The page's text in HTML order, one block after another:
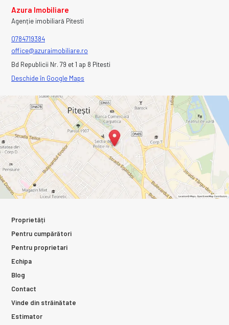
Azura Imobiliare
Agenție imobiliară Pitesti
0784719384
office@azuraimobiliare.ro
Bd Republicii Nr. 79 et 1 ap 8 Pitesti
Deschide în Google Maps
Proprietăți
Pentru cumpărători
Pentru proprietari
Echipa
Blog
Contact
Vinde din străinătate
Estimator